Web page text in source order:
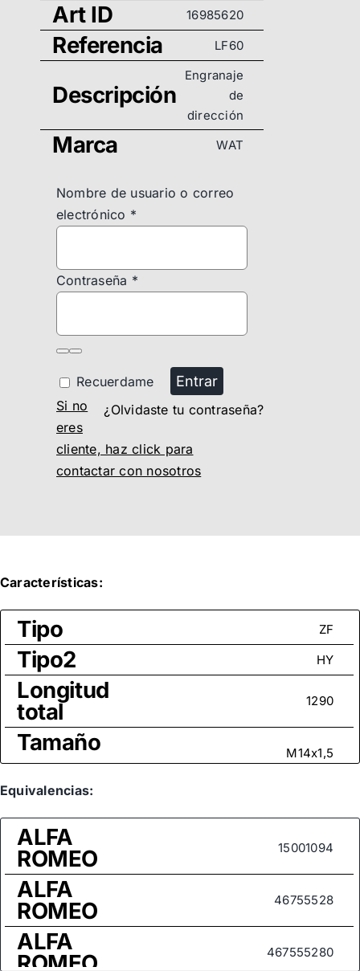
Art ID 16985620
Referencia LF60
Descripción
Engranaje
de
dirección
Marca WAT
Nombre de usuario o correo
electrónico *
Contraseña *
Recuerdame Entrar
¿Olvidaste tu contraseña?
Si no
eres
cliente, haz click para
contactar con nosotros
Características:
Tipo ZF
Tipo2 HY
Longitud
total 1290
Tamaño
rosca M14x1,5
Medida
de rosca
(rótula
axial)
Equivalencias:
ALFA
ROMEO 15001094
ALFA
ROMEO 46755528
ALFA
ROMEO 467555280